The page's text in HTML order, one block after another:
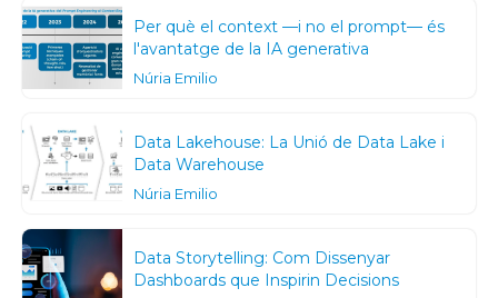
Per què el context —i no el prompt— és
l'avantatge de la IA generativa
Núria Emilio
Data Lakehouse: La Unió de Data Lake i
Data Warehouse
Núria Emilio
Data Storytelling: Com Dissenyar
Dashboards que Inspirin Decisions